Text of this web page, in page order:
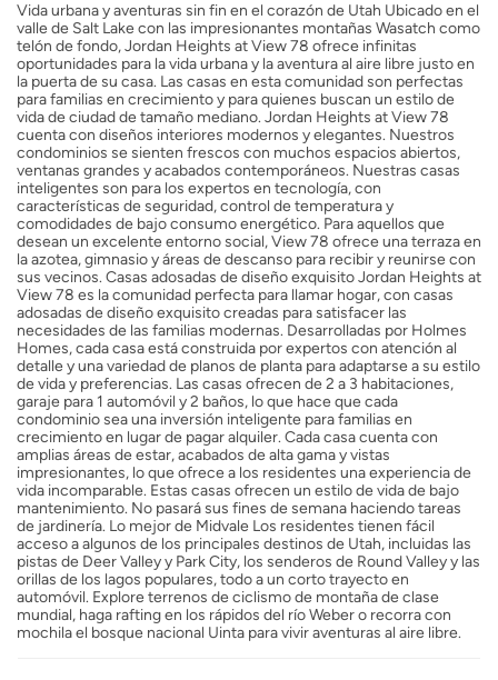
Vida urbana y aventuras sin fin en el corazón de Utah Ubicado en el
valle de Salt Lake con las impresionantes montañas Wasatch como
telón de fondo, Jordan Heights at View 78 ofrece infinitas
oportunidades para la vida urbana y la aventura al aire libre justo en
la puerta de su casa. Las casas en esta comunidad son perfectas
para familias en crecimiento y para quienes buscan un estilo de
vida de ciudad de tamaño mediano. Jordan Heights at View 78
cuenta con diseños interiores modernos y elegantes. Nuestros
condominios se sienten frescos con muchos espacios abiertos,
ventanas grandes y acabados contemporáneos. Nuestras casas
inteligentes son para los expertos en tecnología, con
características de seguridad, control de temperatura y
comodidades de bajo consumo energético. Para aquellos que
desean un excelente entorno social, View 78 ofrece una terraza en
la azotea, gimnasio y áreas de descanso para recibir y reunirse con
sus vecinos. Casas adosadas de diseño exquisito Jordan Heights at
View 78 es la comunidad perfecta para llamar hogar, con casas
adosadas de diseño exquisito creadas para satisfacer las
necesidades de las familias modernas. Desarrolladas por Holmes
Homes, cada casa está construida por expertos con atención al
detalle y una variedad de planos de planta para adaptarse a su estilo
de vida y preferencias. Las casas ofrecen de 2 a 3 habitaciones,
garaje para 1 automóvil y 2 baños, lo que hace que cada
condominio sea una inversión inteligente para familias en
crecimiento en lugar de pagar alquiler. Cada casa cuenta con
amplias áreas de estar, acabados de alta gama y vistas
impresionantes, lo que ofrece a los residentes una experiencia de
vida incomparable. Estas casas ofrecen un estilo de vida de bajo
mantenimiento. No pasará sus fines de semana haciendo tareas
de jardinería. Lo mejor de Midvale Los residentes tienen fácil
acceso a algunos de los principales destinos de Utah, incluidas las
pistas de Deer Valley y Park City, los senderos de Round Valley y las
orillas de los lagos populares, todo a un corto trayecto en
automóvil. Explore terrenos de ciclismo de montaña de clase
mundial, haga rafting en los rápidos del río Weber o recorra con
mochila el bosque nacional Uinta para vivir aventuras al aire libre.